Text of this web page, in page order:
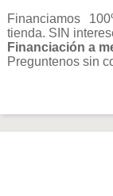
Financiamos
tienda. SIN
Financiación a
Preguntenos sin